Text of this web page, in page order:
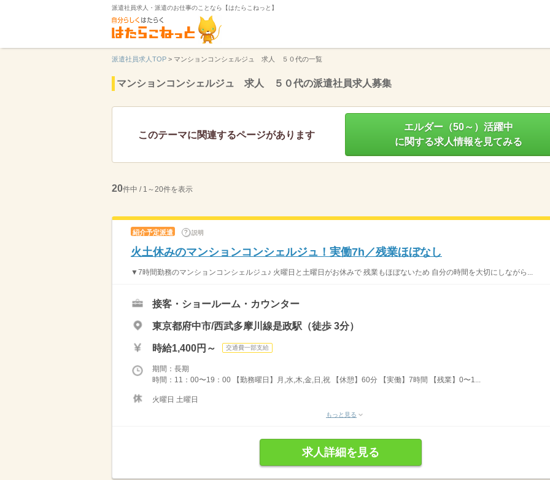
派遣社員求人・派遣のお仕事のことなら【はたらこねっと】
派遣社員求人TOP > マンションコンシェルジュ 求人 ５０代の一覧
マンションコンシェルジュ 求人 ５０代の派遣社員求人募集
このテーマに関連するページがあります
エルダー（50～）活躍中
に関する求人情報を見てみる
20件中 / 1～20件を表示
紹介予定派遣 説明
火土休みのマンションコンシェルジュ！実働7h／残業ほぼなし
▼7時間勤務のマンションコンシェルジュ♪ 火曜日と土曜日がお休みで 残業もほぼないため 自分の時間を大切にしながら...
接客・ショールーム・カウンター
東京都府中市/西武多摩川線是政駅（徒歩 3分）
時給1,400円～ 交通費一部支給
期間：長期
時間：11：00〜19：00 【勤務曜日】月,水,木,金,日,祝 【休憩】60分 【実働】7時間 【残業】0〜1...
火曜日 土曜日
もっと見る
求人詳細を見る